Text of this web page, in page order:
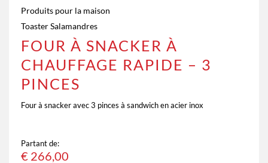
Produits pour la maison
Toaster Salamandres
FOUR À SNACKER À
CHAUFFAGE RAPIDE – 3
PINCES
Four à snacker avec3 pinces à sandwich en acier inox
Partant de:
€ 266,00